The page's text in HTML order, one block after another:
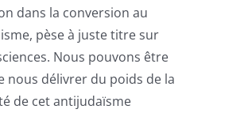
dans la conversion au
pèse à juste titre sur
Nous pouvons être
nous délivrer du poids de la
de cet antijudaïsme